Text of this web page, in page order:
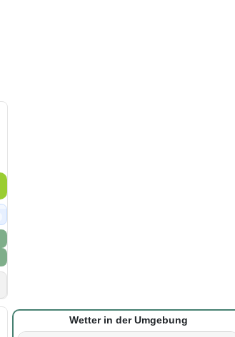
Wetter in der Umgebung